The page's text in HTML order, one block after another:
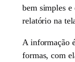
bem simples e
relatório na
A informação
formas, com